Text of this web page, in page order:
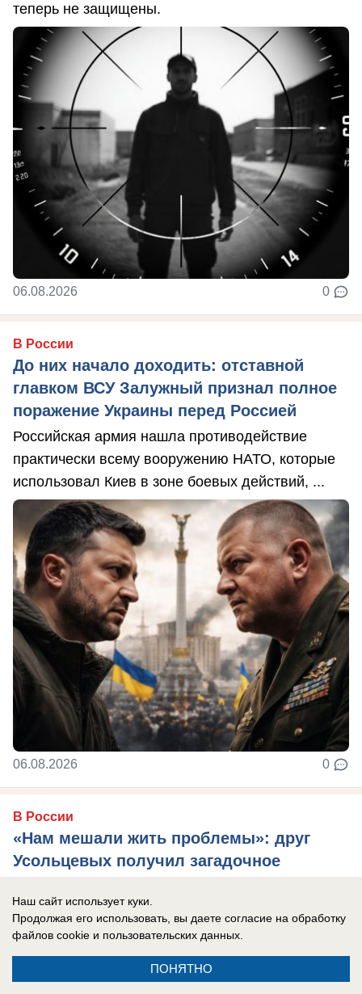
теперь не защищены.
06.08.2026 0
В России
До них начало доходить: отставной
главком ВСУ Залужный признал полное
поражение Украины перед Россией
Российская армия нашла противодействие
практически всему вооружению НАТО, которые
использовал Киев в зоне боевых действий, ...
06.08.2026 0
В России
«Нам мешали жить проблемы»: друг
Усольцевых получил загадочное
Новая тайна Усольцевых: послание пришло
спустя 10 месяцев после исчезновения.
Наш сайт использует куки.
Продолжая его использовать, вы даете согласие на обработку
файлов cookie и пользовательских данных.
ПОНЯТНО